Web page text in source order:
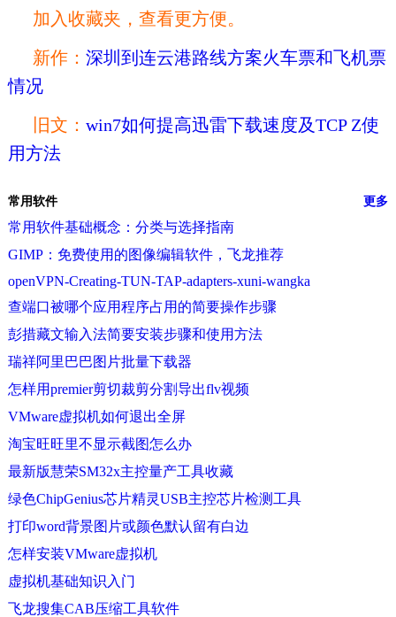
加入收藏夹，查看更方便。
新作： 深圳到连云港路线方案火车票和飞机票
情况
旧文： win7如何提高迅雷下载速度及TCP Z使
用方法
常用软件 更多
常用软件基础概念：分类与选择指南
GIMP：免费使用的图像编辑软件，飞龙推荐
openVPN-Creating-TUN-TAP-adapters-xuni-wangka
查端口被哪个应用程序占用的简要操作步骤
彭措藏文输入法简要安装步骤和使用方法
瑞祥阿里巴巴图片批量下载器
怎样用premier剪切裁剪分割导出flv视频
VMware虚拟机如何退出全屏
淘宝旺旺里不显示截图怎么办
最新版慧荣SM32x主控量产工具收藏
绿色ChipGenius芯片精灵USB主控芯片检测工具
打印word背景图片或颜色默认留有白边
怎样安装VMware虚拟机
虚拟机基础知识入门
飞龙搜集CAB压缩工具软件